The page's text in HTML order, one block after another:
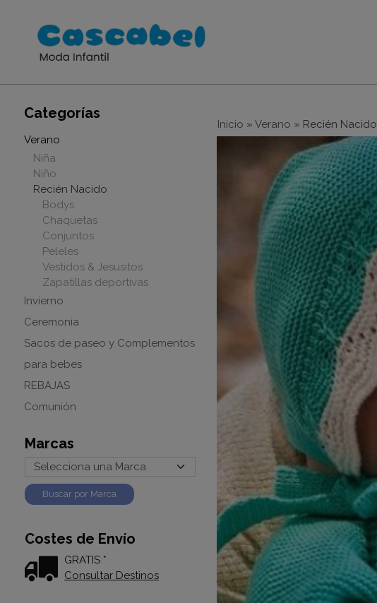
Categorías
Verano
Niña
Niño
Recién Nacido
Bodys
Chaquetas
Conjuntos
Peleles
Vestidos & Jesusitos
Zapatillas deportivas
Invierno
Ceremonia
Sacos de paseo y Complementos
para bebes
REBAJAS
Comunión
Marcas
Costes de Envío
GRATIS *
Consultar Destinos
Inicio » Verano » Recién Nacido